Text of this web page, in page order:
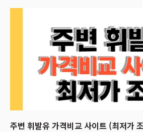
주변 휘발유 가격비교 사이트 (최저가